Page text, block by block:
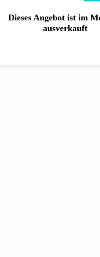
Dieses Angebot ist im
ausverkauft